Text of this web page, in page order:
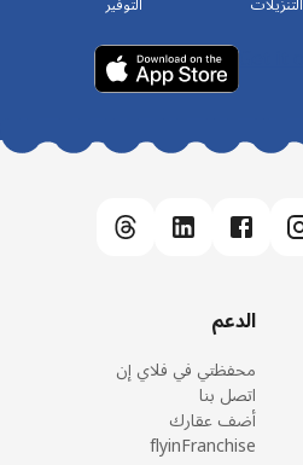
الدعم
محفظتي في فلاي إن
اتصل بنا
أضف عقارك
flyinFranchise